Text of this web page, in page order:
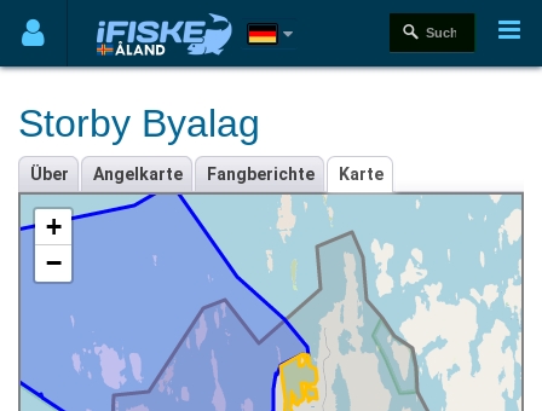
Storby Byalag
Über Angelkarte Fangberichte Karte
+
−